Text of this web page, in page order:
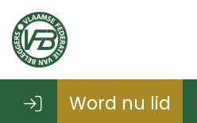
Word nu lid